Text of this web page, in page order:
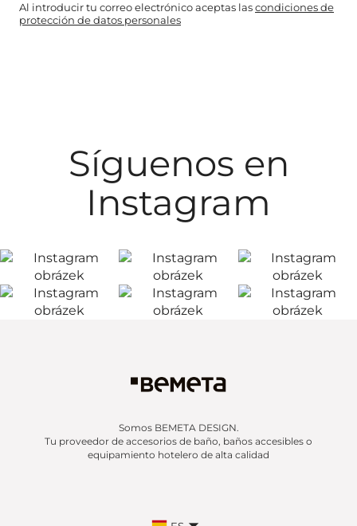
Al introducir tu correo electrónico aceptas lascondiciones de
protección de datos personales
Síguenos en
Instagram
Somos BEMETA DESIGN.
Tu proveedor de accesorios de baño, baños accesibles o
equipamiento hotelero de alta calidad